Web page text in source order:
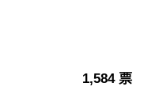
1,584 票